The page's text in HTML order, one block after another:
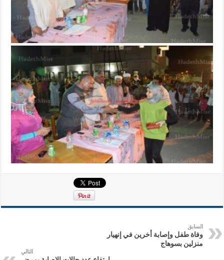
السابق
وفاة طفل وإصابة أخرين في إنهيار
منزلين بسوهاج
التالي